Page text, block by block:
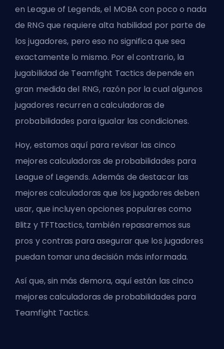
en League of Legends, el MOBA con poco o nada
de RNG que requiere alta habilidad por parte de
los jugadores, pero eso no significa que sea
exactamente lo mismo. Por el contrario, la
jugabilidad de Teamfight Tactics depende en
gran medida del RNG, razón por la cual algunos
jugadores recurren a calculadoras de
probabilidades para igualar las condiciones.
Hoy, estamos aquí para revisar las cinco
mejores calculadoras de probabilidades para
League of Legends. Además de destacar las
mejores calculadoras que los jugadores deben
usar, que incluyen opciones populares como
Blitz y TFTtactics, también repasaremos sus
pros y contras para asegurar que los jugadores
puedan tomar una decisión más informada.
Así que, sin más demora, aquí están las cinco
mejores calculadoras de probabilidades para
Teamfight Tactics.